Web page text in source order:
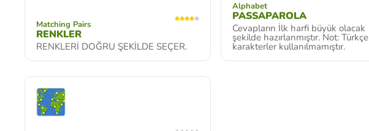
Matching Pairs
RENKLER
RENKLERİ DOĞRU ŞEKİLDE SEÇER.
Alphabet
PASSAPAROLA
Cevapların İlk harfi büyük olacak
şekilde hazırlanmıştır. Not: Türkçe
karakterler kullanılmamıştır.